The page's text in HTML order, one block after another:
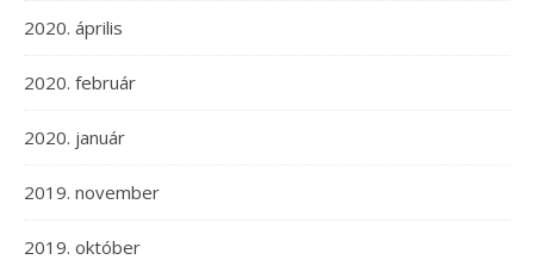
2020. április
2020. február
2020. január
2019. november
2019. október